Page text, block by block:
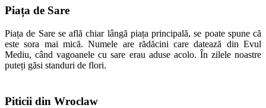
Piața de Sare
Piața de Sare se află chiar lângă piața principală, se poate spune că
este sora mai mică. Numele are rădăcini care datează din Evul
Mediu, când vagoanele cu sare erau aduse acolo. În zilele noastre
puteți găsi standuri de flori.
Piticii din Wroclaw